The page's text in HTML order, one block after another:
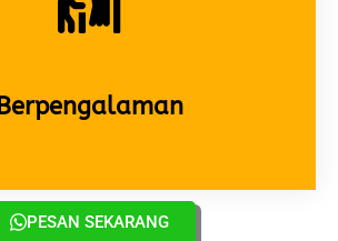
PESAN SEKARANG